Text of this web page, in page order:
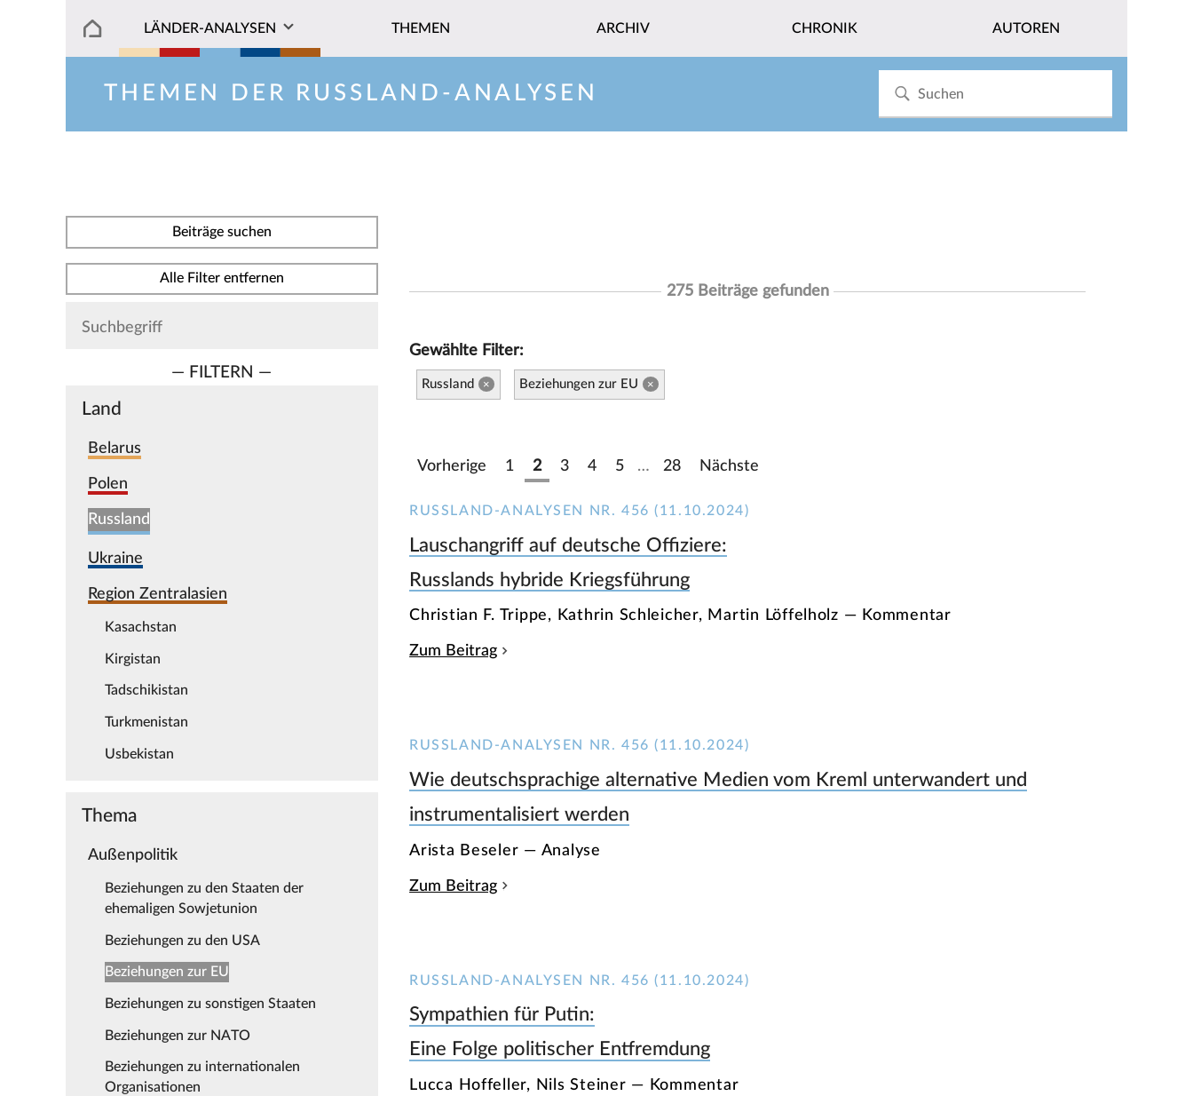
LÄNDER-ANALYSEN THEMEN ARCHIV CHRONIK AUTOREN
THEMEN DER RUSSLAND-ANALYSEN
Beiträge suchen
Alle Filter entfernen
— FILTERN —
Land
Belarus
Polen
Russland
Ukraine
Region Zentralasien
Kasachstan
Kirgistan
Tadschikistan
Turkmenistan
Usbekistan
Thema
Außenpolitik
Beziehungen zu den Staaten der
ehemaligen Sowjetunion
Beziehungen zu den USA
Beziehungen zur EU
Beziehungen zu sonstigen Staaten
Beziehungen zur NATO
Beziehungen zu internationalen
Organisationen
275 Beiträge gefunden
Gewählte Filter:
Russland × Beziehungen zur EU ×
Vorherige 1 2 3 4 5 … 28 Nächste
RUSSLAND-ANALYSEN NR. 456 (11.10.2024)
Lauschangriff auf deutsche Offiziere:
Russlands hybride Kriegsführung
Christian F. Trippe, Kathrin Schleicher, Martin Löffelholz — Kommentar
Zum Beitrag
RUSSLAND-ANALYSEN NR. 456 (11.10.2024)
Wie deutschsprachige alternative Medien vom Kreml unterwandert und
instrumentalisiert werden
Arista Beseler — Analyse
Zum Beitrag
RUSSLAND-ANALYSEN NR. 456 (11.10.2024)
Sympathien für Putin:
Eine Folge politischer Entfremdung
Lucca Hoffeller, Nils Steiner — Kommentar